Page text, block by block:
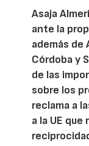
Asaja
ante la
además de
Córdoba y
de las
sobre los
reclama a
a la UE